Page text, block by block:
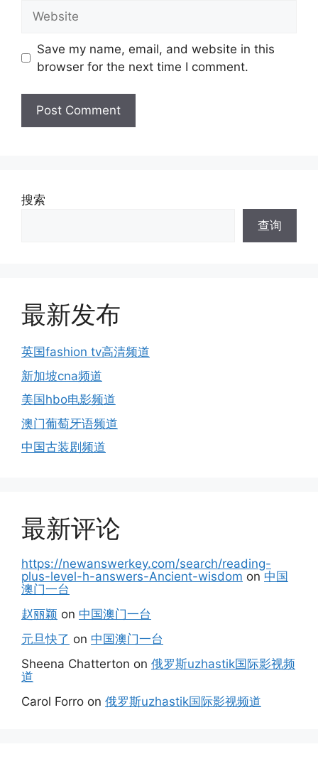
Save my name, email, and website in this
browser for the next time I comment.
搜索
查询
最新发布
英国fashion tv高清频道
新加坡cna频道
美国hbo电影频道
澳门葡萄牙语频道
中国古装剧频道
最新评论
https://newanswerkey.com/search/reading-
plus-level-h-answers-Ancient-wisdom on 中国
澳门一台
赵丽颖 on 中国澳门一台
元旦快了 on 中国澳门一台
Sheena Chatterton on 俄罗斯uzhastik国际影视频
道
Carol Forro on 俄罗斯uzhastik国际影视频道